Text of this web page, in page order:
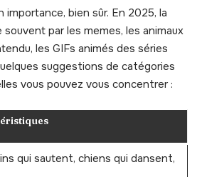
importance, bien sûr. En 2025, la
par les memes, les animaux
les GIFs animés des séries
suggestions de catégories
vous pouvez vous concentrer :
qui sautent, chiens qui dansent,